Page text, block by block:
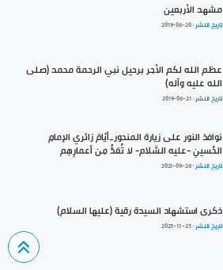
مشهد الأربعين
تاريخ النشر :2019-06-20
عظم الله لكم الأجر برحيل نبي الرحمة محمد (صلى
الله عليه وآله)
تاريخ النشر :2019-06-21
نوافذ النور على زيارة المنحور_أيّامَ زائري الإمامِ
الحُسينِ -عليه السَّلام- لا تُعَدُّ مِن أعمارِهِم
تاريخ النشر :2021-09-26
ذكرى استشهاد السيدة رقية (عليها السلام)
تاريخ النشر :2025-11-25